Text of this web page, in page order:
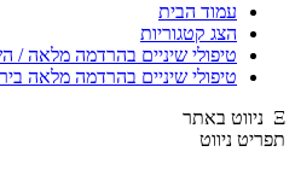
עמוד הבית
הצג קטגוריות
טיפולי שיניים בהרדמה מלאה
טיפולי שיניים בהרדמה מלאה
Ξ ניווט באתר
תפריט ניווט